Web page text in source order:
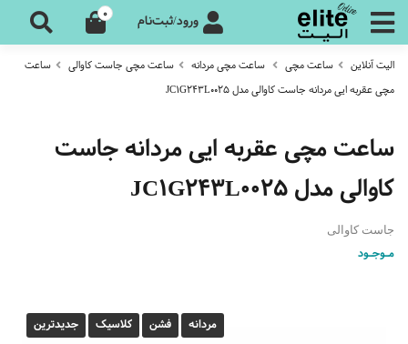
ورود/ثبت‌نام 0
الیت آنلاین ساعت مچی ساعت مچی مردانه ساعت مچی جاست کاوالی
ساعت
مچی عقربه ایی مردانه جاست کاوالی مدل JC1G243L0025
ساعت مچی عقربه ایی مردانه جاست
کاوالی مدل JC1G243L0025
جاست کاوالی
مـوجـود
مردانه فشن کلاسیک جدیدترین